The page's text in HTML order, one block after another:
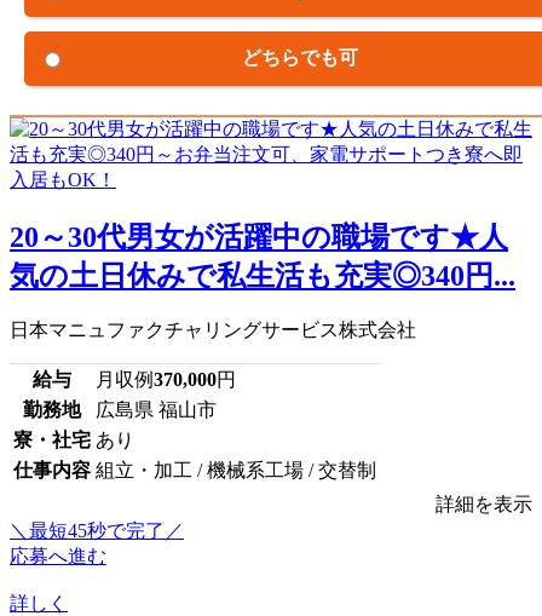
どちらでも可
20～30代男女が活躍中の職場です★人
気の土日休みで私生活も充実◎340円...
日本マニュファクチャリングサービス株式会社
給与 月収例370,000円
勤務地
広島県 福山市
寮・社宅 あり
仕事内容 組立・加工 / 機械系工場 / 交替制
詳細を表示
＼最短45秒で完了／
応募へ進む
詳しく